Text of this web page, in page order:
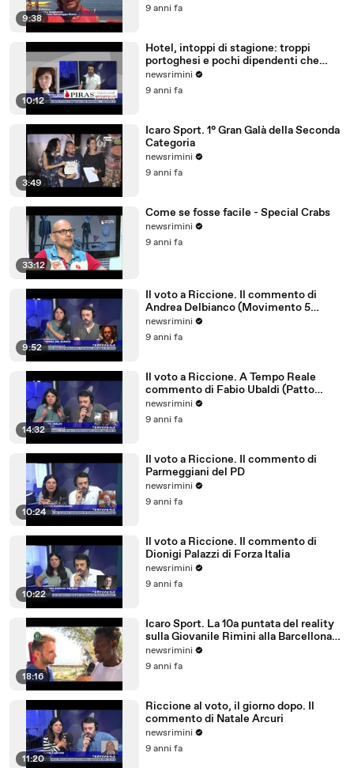
9:38
9 anni fa
10:12
Hotel, intoppi di stagione: troppi
portoghesi e pochi dipendenti che
parlano tedesco
newsrimini
9 anni fa
3:49
Icaro Sport. 1° Gran Galà della Seconda
Categoria
newsrimini
9 anni fa
33:12
Come se fosse facile - Special Crabs
newsrimini
9 anni fa
9:52
Il voto a Riccione. Il commento di
Andrea Delbianco (Movimento 5
Stelle)
newsrimini
9 anni fa
14:32
Il voto a Riccione. A Tempo Reale
commento di Fabio Ubaldi (Patto
Civico Riccione)
newsrimini
9 anni fa
10:24
Il voto a Riccione. Il commento di
Parmeggiani del PD
newsrimini
9 anni fa
10:22
Il voto a Riccione. Il commento di
Dionigi Palazzi di Forza Italia
newsrimini
9 anni fa
18:16
Icaro Sport. La 10a puntata del reality
sulla Giovanile Rimini alla Barcellona
Professional Cup
newsrimini
9 anni fa
11:20
Riccione al voto, il giorno dopo. Il
commento di Natale Arcuri
newsrimini
9 anni fa